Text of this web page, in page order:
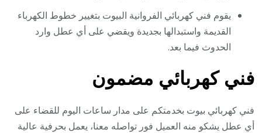
يقوم فني كهربائي الفروانية البيوت بتغيير خطوط الكهرباء
القديمة واستبدالها بجديدة ويقضي على أي عطل وارد
الحدوث فيما بعد.
فني كهربائي مضمون
فني كهربائي بيوت بخدمتكم على مدار ساعات اليوم للقضاء على
أي عطل يشكو منه العميل فور تواصله معنا، يعمل بحرفية عالية